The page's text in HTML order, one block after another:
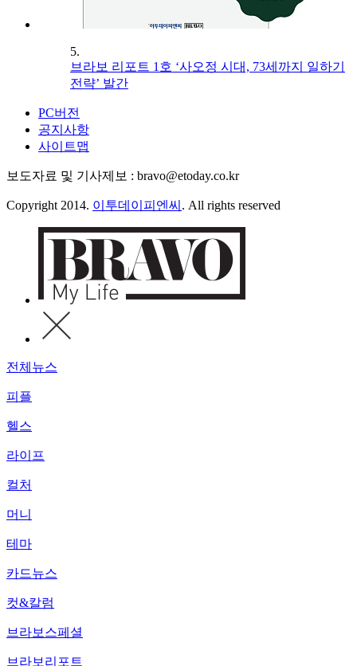
5.
브라보 리포트 1호 ‘사오정 시대, 73세까지 일하기
전략’ 발간
PC버전
공지사항
사이트맵
보도자료 및 기사제보 : bravo@etoday.co.kr
Copyright 2014. 이투데이피엔씨 . All rights reserved
전체뉴스
피플
헬스
라이프
컬처
머니
테마
카드뉴스
컷&칼럼
브라보스페셜
브라보리포트